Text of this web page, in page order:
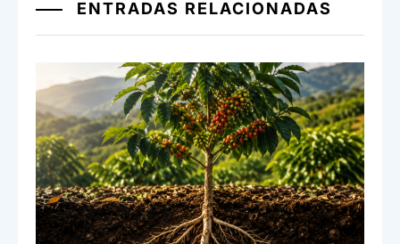
k
ENTRADAS RELACIONADAS